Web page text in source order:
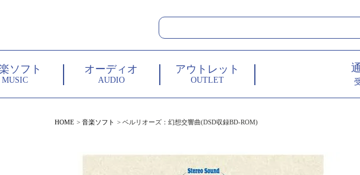
ソフト
MUSIC
オーディオ
AUDIO
アウトレット
OUTLET
HOME 音楽ソフト ベルリオーズ：幻想交響曲(DSD収録BD-ROM)